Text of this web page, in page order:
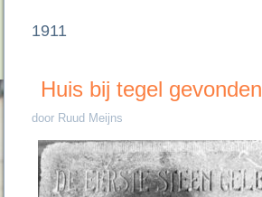
1911
Huis bij tegel gevonden
door Ruud Meijns